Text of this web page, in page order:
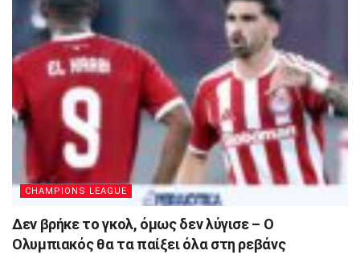
CHAMPIONS LEAGUE
Δεν βρήκε το γκολ, όμως δεν λύγισε – Ο
Ολυμπιακός θα τα παίξει όλα στη ρεβάνς